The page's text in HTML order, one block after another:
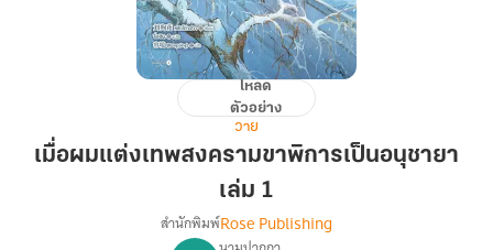
แต่ง
โหลด
ตัวอย่าง
วาย
เมื่อผมแต่งเทพสงครามขาพิการเป็นอนุชายา
เล่ม 1
สำนักพิมพ์Rose Publishing